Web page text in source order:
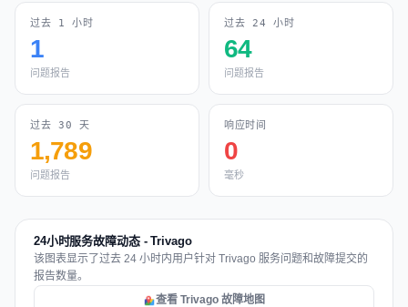
过去 1 小时
1
问题报告
过去 24 小时
64
问题报告
过去 30 天
1,789
问题报告
响应时间
0
毫秒
24小时服务故障动态 - Trivago
该图表显示了过去 24 小时内用户针对 Trivago 服务问题和故障提交的
报告数量。
查看 Trivago 故障地图